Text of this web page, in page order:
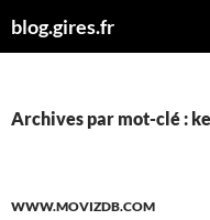
aublog.gires.fr
Archives par mot-clé :
WWW.MOVIZDB.COM